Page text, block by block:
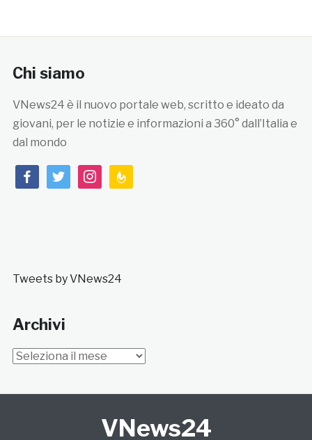
Chi siamo
VNews24 è il nuovo portale web, scritto e ideato da
giovani, per le notizie e informazioni a 360° dall’Italia e
dal mondo
facebooktwitterinstagramfeedburner
Tweets by VNews24
Archivi
Archivi
VNews24